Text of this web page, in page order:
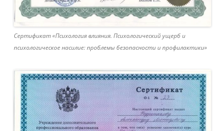
Сертификат «Психология влияния. Психологический ущерб и
психологическое насилие: проблемы безопасности и профилактики»